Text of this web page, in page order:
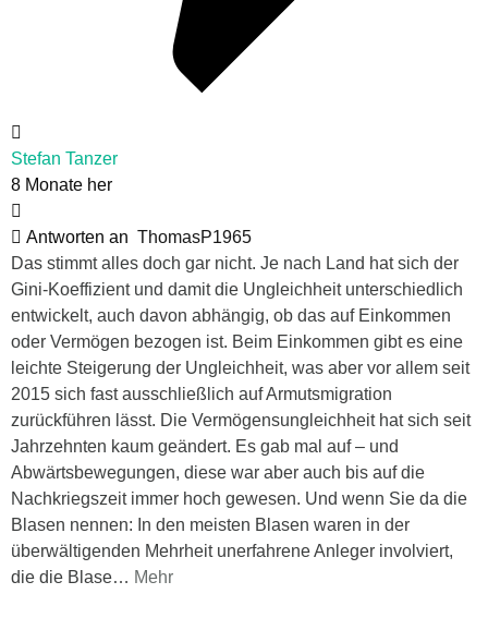
Stefan Tanzer
8 Monate her
Antworten an ThomasP1965
Das stimmt alles doch gar nicht. Je nach Land hat sich der
Gini-Koeffizient und damit die Ungleichheit unterschiedlich
entwickelt, auch davon abhängig, ob das auf Einkommen
oder Vermögen bezogen ist. Beim Einkommen gibt es eine
leichte Steigerung der Ungleichheit, was aber vor allem seit
2015 sich fast ausschließlich auf Armutsmigration
zurückführen lässt. Die Vermögensungleichheit hat sich seit
Jahrzehnten kaum geändert. Es gab mal auf – und
Abwärtsbewegungen, diese war aber auch bis auf die
Nachkriegszeit immer hoch gewesen. Und wenn Sie da die
Blasen nennen: In den meisten Blasen waren in der
überwältigenden Mehrheit unerfahrene Anleger involviert,
die die Blase… Mehr